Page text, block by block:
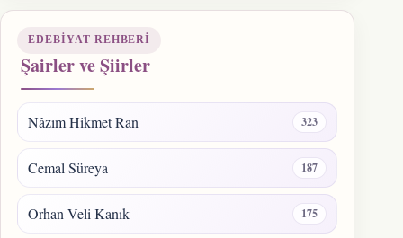
EDEBIYAT REHBERI
Şairler ve Şiirler
Nâzım Hikmet Ran 323
Cemal Süreya 187
Orhan Veli Kanık 175